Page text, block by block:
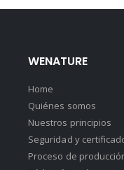
WENATURE
Home
Quiénes somos
Nuestros principios
Seguridad y
Proceso de